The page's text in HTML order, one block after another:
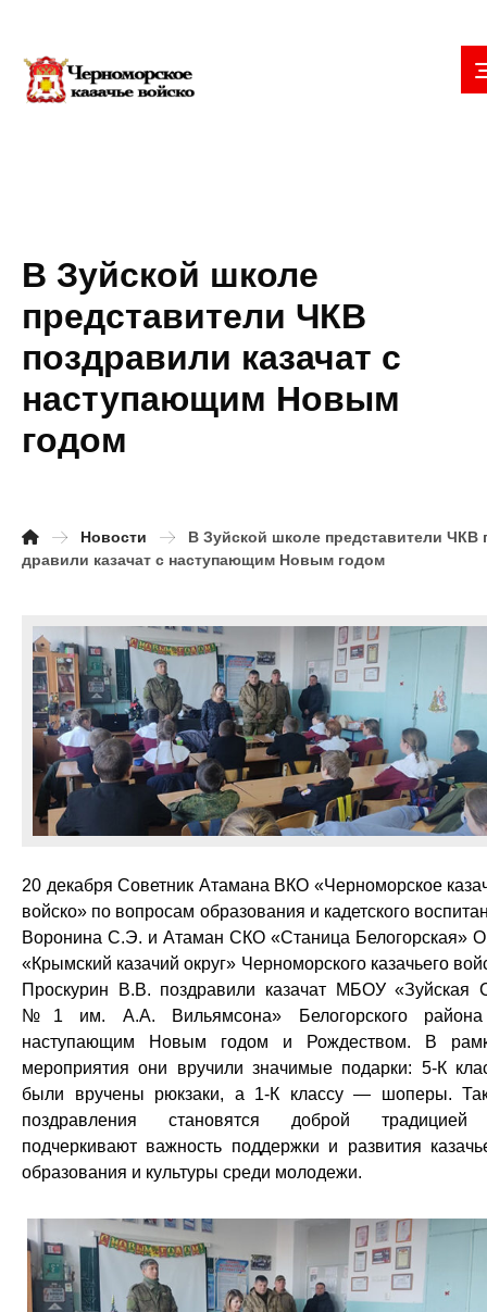
В Зуйской школе
представители ЧКВ
поздравили казачат с
наступающим Новым
годом
Новости
В Зуйской школе представители ЧКВ
дравили казачат с наступающим Новым годом
20 декабря Советник Атамана ВКО «Черноморское
войско» по вопросам образования и кадетского
Воронина С.Э. и Атаман СКО «Станица Белогорская»
«Крымский казачий округ» Черноморского казачьего
Проскурин В.В. поздравили казачат МБОУ «Зуйская
№1 им. А.А. Вильямсона» Белогорского
наступающим Новым годом и Рождеством. В
мероприятия они вручили значимые подарки: 5-К
были вручены рюкзаки, а 1-К классу — шоперы.
поздравления становятся доброй
подчеркивают важность поддержки и развития
образования и культуры среди молодежи.